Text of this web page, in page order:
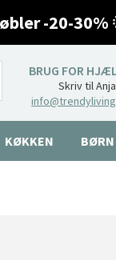
-20-30%
BRUG FOR
Skriv til
KØKKEN BØRN